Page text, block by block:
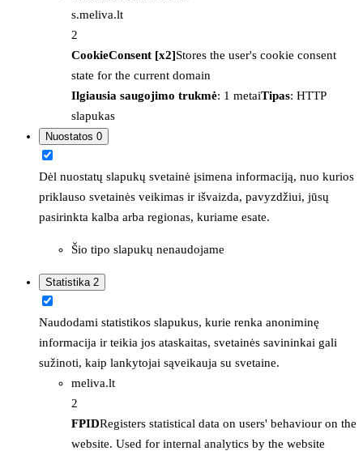
s.meliva.lt
2
CookieConsent [x2]Stores the user's cookie consent
state for the current domain
Ilgiausia saugojimo trukmė: 1 metaiTipas: HTTP
slapukas
Nuostatos 0
Dėl nuostatų slapukų svetainė įsimena informaciją, nuo kurios
priklauso svetainės veikimas ir išvaizda, pavyzdžiui, jūsų
pasirinkta kalba arba regionas, kuriame esate.
Šio tipo slapukų nenaudojame
Statistika 2
Naudodami statistikos slapukus, kurie renka anoniminę
informacija ir teikia jos ataskaitas, svetainės savininkai gali
sužinoti, kaip lankytojai sąveikauja su svetaine.
meliva.lt
2
FPIDRegisters statistical data on users' behaviour on the
website. Used for internal analytics by the website